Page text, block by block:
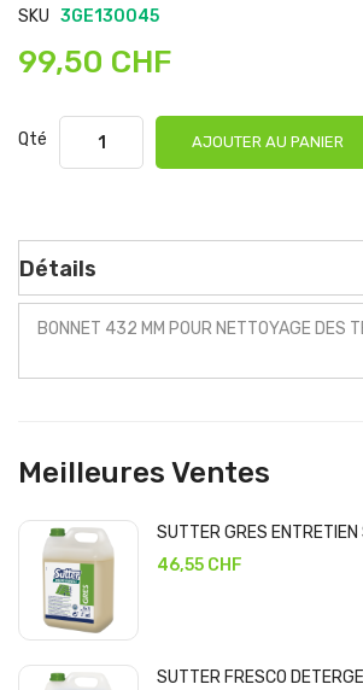
SKU 3GE130045
99,50 CHF
Qté AJOUTER AU PANIER
Détails
BONNET 432 MM POUR NETTOYAGE DES
Meilleures Ventes
SUTTER GRES ENTRETIEN
46,55 CHF
SUTTER FRESCO